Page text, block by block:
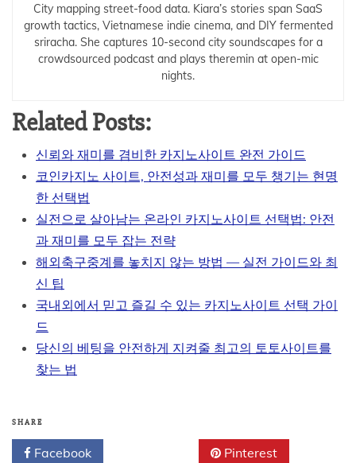
City mapping street-food data. Kiara’s stories span SaaS
growth tactics, Vietnamese indie cinema, and DIY fermented
sriracha. She captures 10-second city soundscapes for a
crowdsourced podcast and plays theremin at open-mic
nights.
Related Posts:
신뢰와 재미를 겸비한 카지노사이트 완전 가이드
코인카지노 사이트, 안전성과 재미를 모두 챙기는 현명
한 선택법
실전으로 살아남는 온라인 카지노사이트 선택법: 안전
과 재미를 모두 잡는 전략
해외축구중계를 놓치지 않는 방법 — 실전 가이드와 최
신 팁
국내외에서 믿고 즐길 수 있는 카지노사이트 선택 가이
드
당신의 베팅을 안전하게 지켜줄 최고의 토토사이트를
찾는 법
SHARE
Facebook Pinterest